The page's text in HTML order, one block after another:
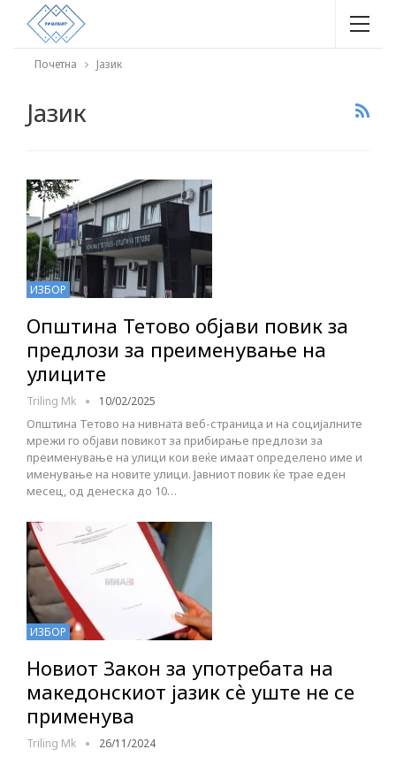
Почетна Јазик
Јазик
ИЗБОР
Општина Тетово објави повик за
предлози за преименување на
улиците
Triling Mk 10/02/2025
Општина Тетово на нивната веб-страница и на социјалните
мрежи го објави повикот за прибирање предлози за
преименување на улици кои веќе имаат определено име и
именување на новите улици. Јавниот повик ќе трае еден
месец, од денеска до 10…
ИЗБОР
Новиот Закон за употребата на
македонскиот јазик сѐ уште не се
применува
Triling Mk 26/11/2024